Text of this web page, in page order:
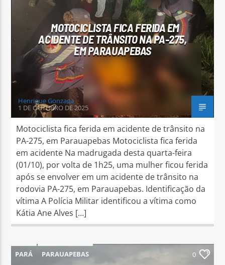
Arara Azul FM
MOTOCICLISTA FICA FERIDA EM
ACIDENTE DE TRÂNSITO NA PA-275,
EM PARAUAPEBAS
Henrique Gonzaga
1 DE OUTUBRO DE 2025
Motociclista fica ferida em acidente de trânsito na
PA-275, em Parauapebas Motociclista fica ferida
em acidente Na madrugada desta quarta-feira
(01/10), por volta de 1h25, uma mulher ficou ferida
após se envolver em um acidente de trânsito na
rodovia PA-275, em Parauapebas. Identificação da
vítima A Polícia Militar identificou a vítima como
Kátia Ane Alves […]
PARÁ PARAUAPEBAS 0